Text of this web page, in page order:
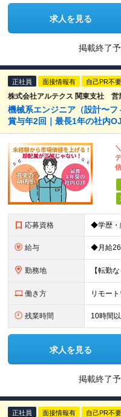
求人を見る
掲載終了
正社員 面接情報有 自己PR不要
株式会社アルテクス 関東支社
機械系エンジニア（設計〜フ
賞与年2回｜最長1年の社内
応募資格
給与
勤務地
働き方 リモー
残業時間 10時間
求人を見る
掲載終了
正社員 面接情報有 自己PR不要